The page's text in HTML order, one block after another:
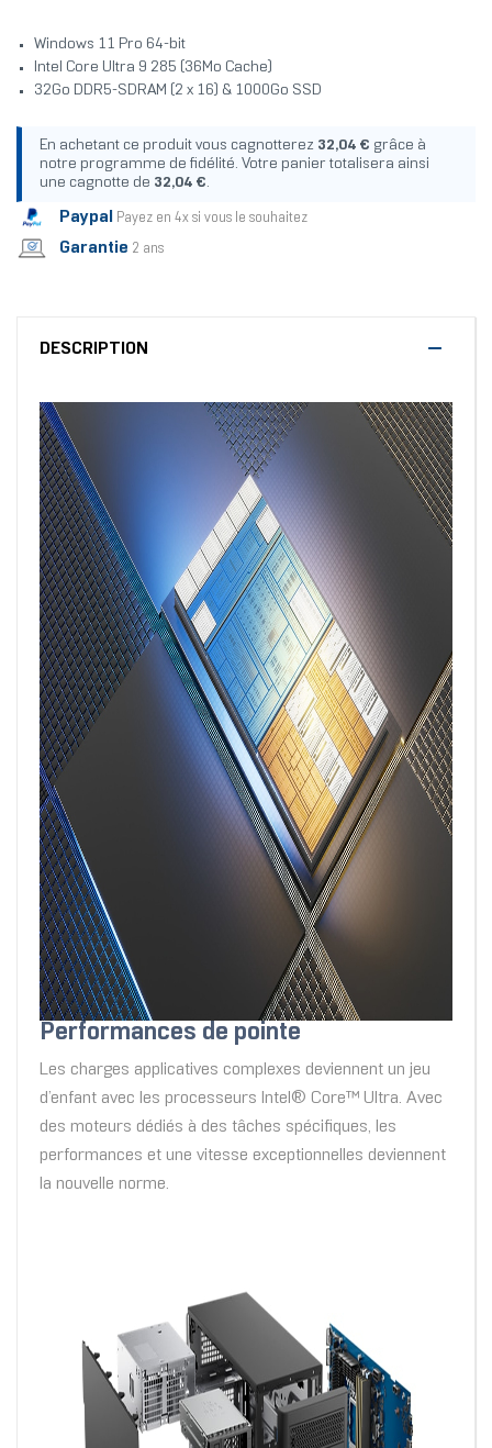
Windows 11 Pro 64-bit
Intel Core Ultra 9 285 (36Mo Cache)
32Go DDR5-SDRAM (2 x 16) & 1000Go SSD
En achetant ce produit vous cagnotterez 32,04 € grâce à
notre programme de fidélité. Votre panier totalisera ainsi
une cagnotte de 32,04 €.
Paypal Payez en 4x si vous le souhaitez
Garantie 2 ans
DESCRIPTION
Performances de pointe
Les charges applicatives complexes deviennent un jeu
d’enfant avec les processeurs Intel® Core™ Ultra. Avec
des moteurs dédiés à des tâches spécifiques, les
performances et une vitesse exceptionnelles deviennent
la nouvelle norme.